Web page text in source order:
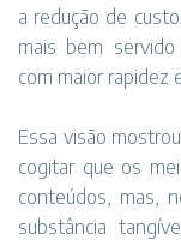
a redução de
mais bem
com maior rapidez
Essa visão
cogitar que os
conteúdos, mas,
substância